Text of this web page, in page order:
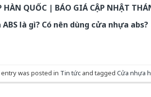
HÀN QUỐC | BÁO GIÁ CẬP NHẬT
là gì? Có nên dùng cửa nhựa abs?
was posted in Tin tức and tagged Cửa nhựa